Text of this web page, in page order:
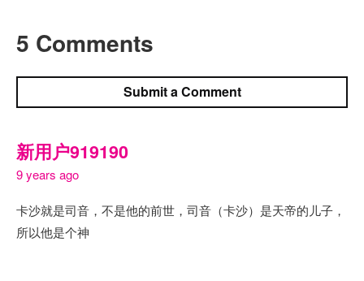
5 Comments
Submit a Comment
新用户919190
9 years ago
卡沙就是司音，不是他的前世，司音（卡沙）是天帝的儿子，
所以他是个神